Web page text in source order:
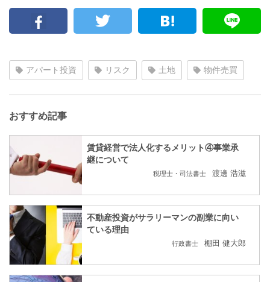
アパート投資 リスク 土地 物件売買
おすすめ記事
賃貸経営で法人化するメリット④事業承
継について
税理士・司法書士 渡邊 浩滋
不動産投資がサラリーマンの副業に向い
ている理由
行政書士 棚田 健大郎